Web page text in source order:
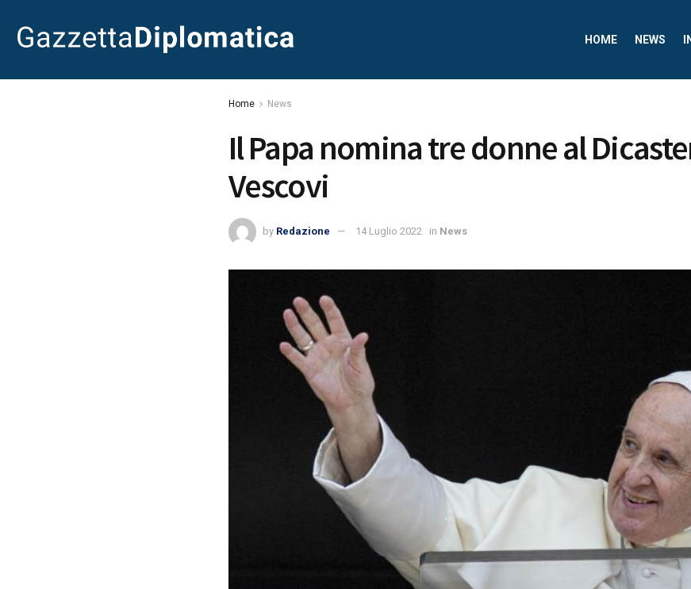
HOME NEWS
Home News
Il Papa nomina tre donne al
Vescovi
by Redazione 14 Luglio 2022 in News